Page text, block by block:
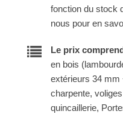
fonction du stock
nous pour en
Le prix
en bois
extérieurs 34 mm
charpente,
quincaillerie,